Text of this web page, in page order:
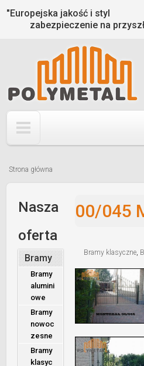
Jump to
"Europejska jakość i styl
zabezpieczenie na
tutaj
Strona główna
00/045
Bramy klasyczne,
Nasza
oferta
Bramy
Bramy
alumini
owe
Bramy
nowoc
zesne
Bramy
klasyc